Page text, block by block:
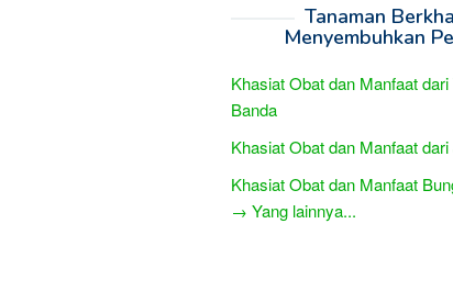
Tanaman
Menyembuhkan
Khasiat Obat dan Manfaat
Banda
Khasiat Obat dan Manfaat
Khasiat Obat dan Manfaat
→ Yang lainnya...